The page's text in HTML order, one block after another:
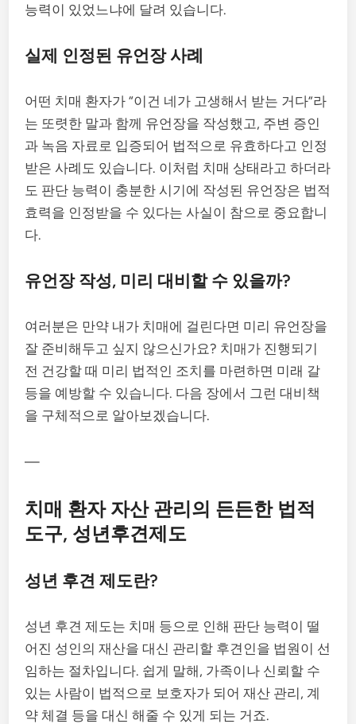
능력이 있었느냐에 달려 있습니다.
실제 인정된 유언장 사례
어떤 치매 환자가 “이건 네가 고생해서 받는 거다”라
는 또렷한 말과 함께 유언장을 작성했고, 주변 증인
과 녹음 자료로 입증되어 법적으로 유효하다고 인정
받은 사례도 있습니다. 이처럼 치매 상태라고 하더라
도 판단 능력이 충분한 시기에 작성된 유언장은 법적
효력을 인정받을 수 있다는 사실이 참으로 중요합니
다.
유언장 작성, 미리 대비할 수 있을까?
여러분은 만약 내가 치매에 걸린다면 미리 유언장을
잘 준비해두고 싶지 않으신가요? 치매가 진행되기
전 건강할 때 미리 법적인 조치를 마련하면 미래 갈
등을 예방할 수 있습니다. 다음 장에서 그런 대비책
을 구체적으로 알아보겠습니다.
—
치매 환자 자산 관리의 든든한 법적
도구, 성년후견제도
성년 후견 제도란?
성년 후견 제도는 치매 등으로 인해 판단 능력이 떨
어진 성인의 재산을 대신 관리할 후견인을 법원이 선
임하는 절차입니다. 쉽게 말해, 가족이나 신뢰할 수
있는 사람이 법적으로 보호자가 되어 재산 관리, 계
약 체결 등을 대신 해줄 수 있게 되는 거죠.